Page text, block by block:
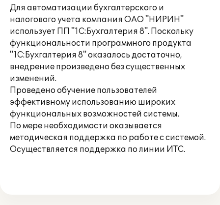
Для автоматизации бухгалтерского и
налогового учета компания ОАО "НИРИН"
использует ПП "1С:Бухгалтерия 8". Поскольку
функциональности программного продукта
"1С:Бухгалтерия 8" оказалось достаточно,
внедрение произведено без существенных
изменений.
Проведено обучение пользователей
эффективному использованию широких
функциональных возможностей системы.
По мере необходимости оказывается
методическая поддержка по работе с системой.
Осуществляется поддержка по линии ИТС.